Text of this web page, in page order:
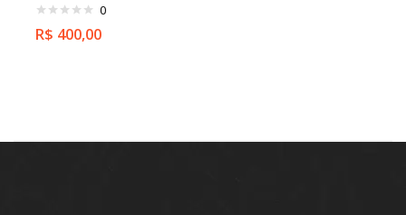
0
R$ 400,00